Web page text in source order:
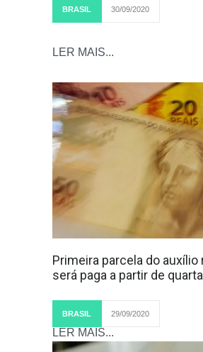
BRASIL 30/09/2020
LER MAIS...
Primeira parcela do auxílio
será paga a partir de quarta
BRASIL 29/09/2020
LER MAIS...